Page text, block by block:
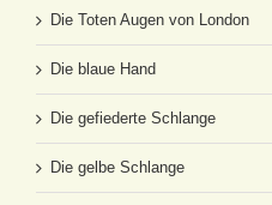
Die Toten Augen von London
Die blaue Hand
Die gefiederte Schlange
Die gelbe Schlange